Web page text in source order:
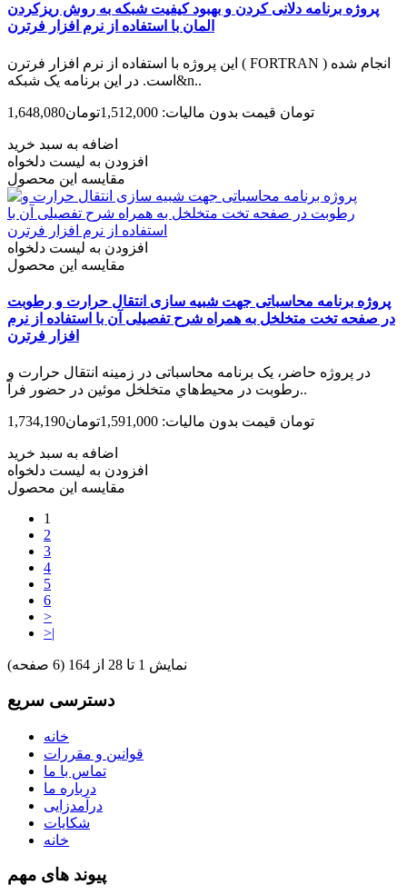
پروژه برنامه دلانی کردن و بهبود کیفیت شبکه به روش ریزکردن
المان با استفاده از نرم افزار فرترن
این پروژه با استفاده از نرم افزار فرترن ( FORTRAN ) انجام شده
است. در این برنامه یک شبکه&n..
1,648,080تومان قیمت بدون مالیات: 1,512,000تومان
اضافه به سبد خرید
افزودن به لیست دلخواه
مقایسه این محصول
افزودن به لیست دلخواه
مقایسه این محصول
پروژه برنامه محاسباتی جهت شبیه‏ سازی انتقال حرارت و رطوبت
در صفحه تخت متخلخل به همراه شرح تفصیلی آن با استفاده از نرم
افزار فرترن
در پروژه حاضر، یک برنامه محاسباتی در زمینه انتقال حرارت و
رطوبت در محيط‌هاي متخلخل موئين در حضور فرآ..
1,734,190تومان قیمت بدون مالیات: 1,591,000تومان
اضافه به سبد خرید
افزودن به لیست دلخواه
مقایسه این محصول
1
2
3
4
5
6
>
>|
نمایش 1 تا 28 از 164 (6 صفحه)
دسترسی سریع
خانه
قوانین و مقررات
تماس با ما
درباره ما
درآمدزایی
شکایات
خانه
پیوند های مهم